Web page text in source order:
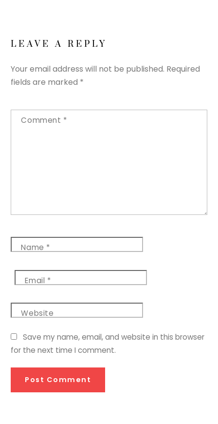
LEAVE A REPLY
Your email address will not be published. Required
fields are marked *
Comment *
Name *
Email *
Website
Save my name, email, and website in this browser
for the next time I comment.